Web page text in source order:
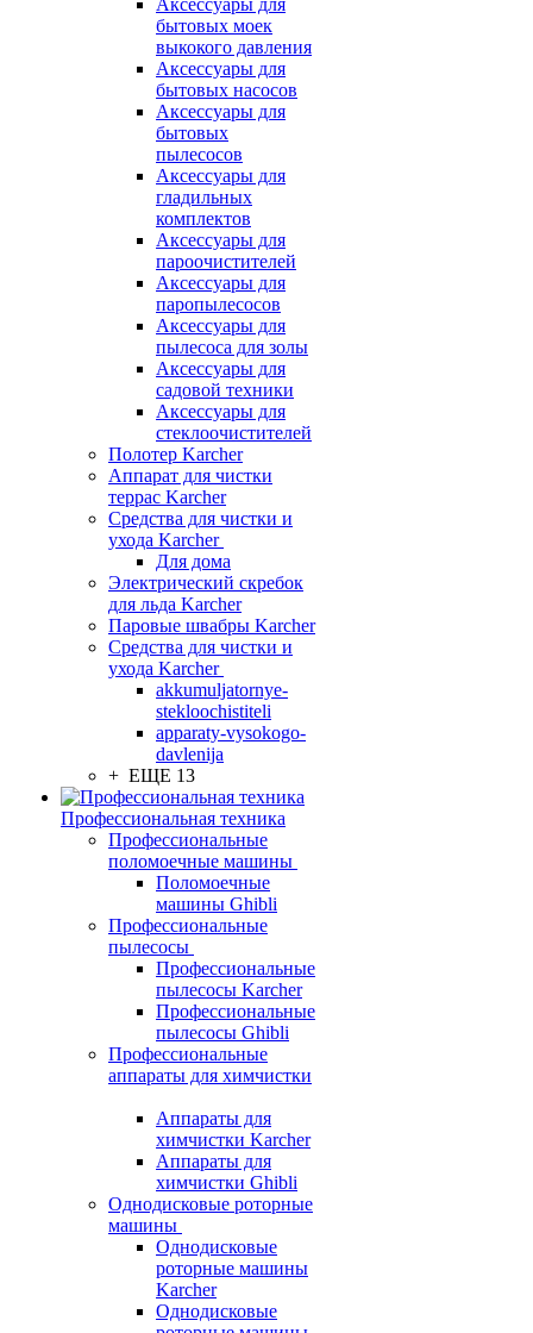
Аксессуары для
бытовых моек
выкокого давления
Аксессуары для
бытовых насосов
Аксессуары для
бытовых
пылесосов
Аксессуары для
гладильных
комплектов
Аксессуары для
пароочистителей
Аксессуары для
паропылесосов
Аксессуары для
пылесоса для золы
Аксессуары для
садовой техники
Аксессуары для
стеклоочистителей
Полотер Karcher
Аппарат для чистки
террас Karcher
Средства для чистки и
ухода Karcher
Для дома
Электрический скребок
для льда Karcher
Паровые швабры Karcher
Средства для чистки и
ухода Karcher
akkumuljatornye-
stekloochistiteli
apparaty-vysokogo-
davlenija
+ ЕЩЕ 13
Профессиональная техника
Профессиональные
поломоечные машины
Поломоечные
машины Ghibli
Профессиональные
пылесосы
Профессиональные
пылесосы Karcher
Профессиональные
пылесосы Ghibli
Профессиональные
аппараты для химчистки
Аппараты для
химчистки Karcher
Аппараты для
химчистки Ghibli
Однодисковые роторные
машины
Однодисковые
роторные машины
Karcher
Однодисковые